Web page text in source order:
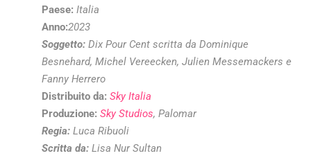
Paese: Italia
Anno:2023
Soggetto: Dix Pour Cent scritta da Dominique
Besnehard, Michel Vereecken, Julien Messemackers e
Fanny Herrero
Distribuito da: Sky Italia
Produzione: Sky Studios, Palomar
Regia: Luca Ribuoli
Scritta da: Lisa Nur Sultan